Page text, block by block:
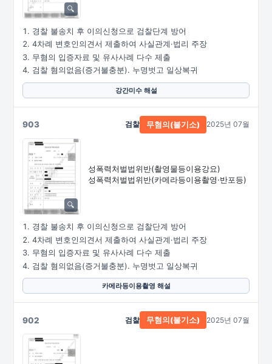
경찰 불송치 후 이의신청으로 검찰단계 방어
4차례 변호인의견서 제출하여 사실관계·법리 주장
무혐의 입증자료 및 유사사례 다수 제출
검찰 혐의없음(증거불충분). 누명벗고 일상복귀
강간미수 해설
903
성폭력처벌법위반(촬영물등이용강요)
성폭력처벌법위반(카메라등이용촬영·반포등)
검찰 무혐의(불기소) 2025년 07월
경찰 불송치 후 이의신청으로 검찰단계 방어
4차례 변호인의견서 제출하여 사실관계·법리 주장
무혐의 입증자료 및 유사사례 다수 제출
검찰 혐의없음(증거불충분). 누명벗고 일상복귀
카메라등이용촬영 해설
902 검찰 무혐의(불기소) 2025년 07월